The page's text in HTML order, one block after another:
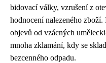
bidovací války, vzrušení z
hodnocení nalezeného
objevů od vzácných
mnoha zklamání, kdy se
bezcenného odpadu.